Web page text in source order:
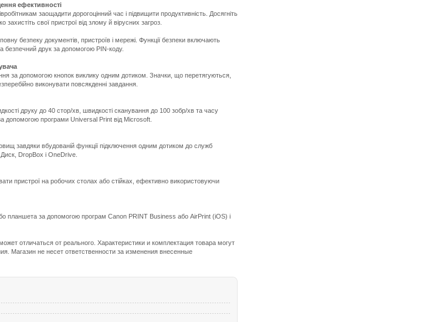
ефективності
заощадити дорогоцінний час і підвищити продуктивність. Досягніть
захистіть свої пристрої від злому й вірусних загроз.
безпеку документів, пристроїв і мережі. Функції безпеки включають
безпечний друк за допомогою PIN-коду.
за допомогою кнопок виклику одним дотиком. Значки, що перетягуються,
виконувати повсякденні завдання.
друку до 40 стор/хв, швидкості сканування до 100 зобр/хв та часу
допомогою програми Universal Print від Microsoft.
завдяки вбудованій функції підключення одним дотиком до служб
DropBox і OneDrive.
пристрої на робочих столах або стійках, ефективно використовуючи
планшета за допомогою програм Canon PRINT Business або AirPrint (iOS) і
отличаться от реального. Характеристики и комплектация товара могут
Магазин не несет ответственности за изменения внесенные